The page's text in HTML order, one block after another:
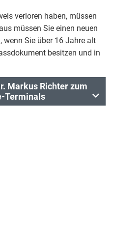
verloren haben, müssen
müssen Sie einen neuen
wenn Sie über 16 Jahre alt
besitzen und in
Markus Richter zum
Terminals